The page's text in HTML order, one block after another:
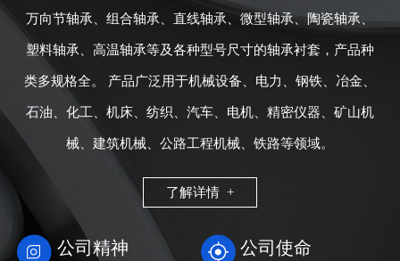
万向节轴承、组合轴承、直线轴承、微型轴承、陶瓷轴承、
塑料轴承、高温轴承等及各种型号尺寸的轴承衬套，产品种
类多规格全。 产品广泛用于机械设备、电力、钢铁、冶金、
石油、化工、机床、纺织、汽车、电机、精密仪器、矿山机
械、建筑机械、公路工程机械、铁路等领域。
了解详情 +
公司精神 公司使命